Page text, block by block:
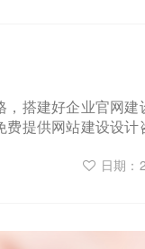
搭建好企业官网建
提供网站建设设计
日期：